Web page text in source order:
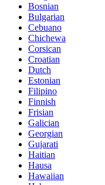
Bosnian
Bulgarian
Cebuano
Chichewa
Corsican
Croatian
Dutch
Estonian
Filipino
Finnish
Frisian
Galician
Georgian
Gujarati
Haitian
Hausa
Hawaiian